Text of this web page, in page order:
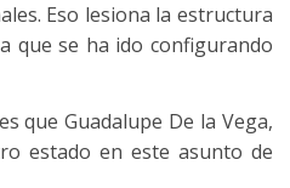
Eso lesiona la estructura
que se ha ido configurando
que Guadalupe De la Vega,
estado en este asunto de